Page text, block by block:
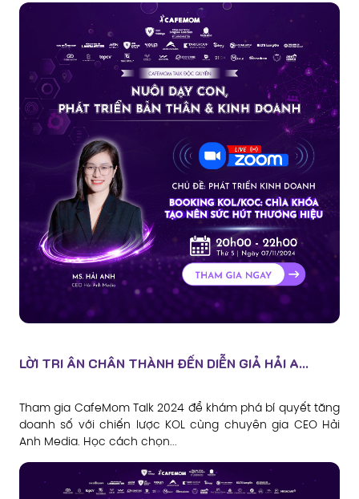
Chuỗi sự kiện quy tụ rất nhiêu các diễn giả, doanh nhân
ở nhiều lĩnh vực sẽ giúp bạn có thêm những tri thức, kinh
nghiệm về nuôi d...
LỜI TRI ÂN CHÂN THÀNH ĐẾN DIỄN GIẢ HẢI A...
Tham gia CafeMom Talk 2024 để khám phá bí quyết tăng
doanh số với chiến lược KOL cùng chuyên gia CEO Hải